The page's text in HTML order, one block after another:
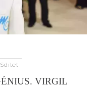
Sdílet
VIRGIL